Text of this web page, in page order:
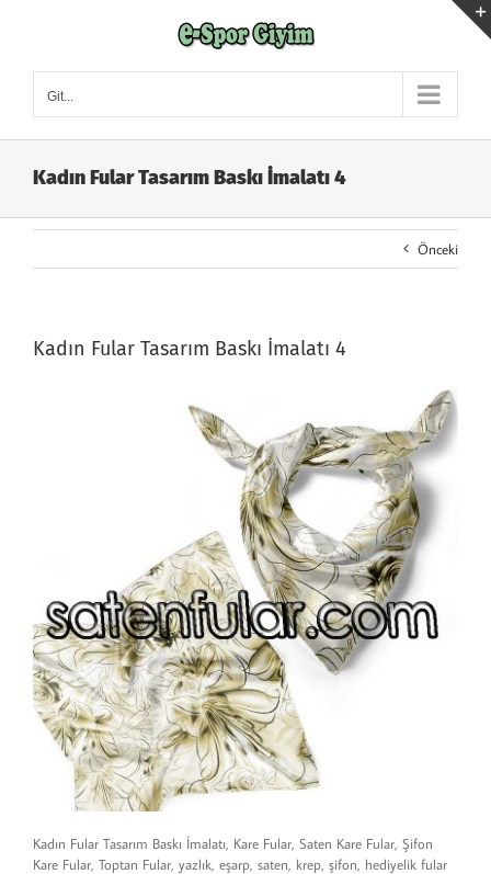
Git...
Kadın Fular Tasarım Baskı İmalatı 4
Önceki
Kadın Fular Tasarım Baskı İmalatı 4
Kadın Fular Tasarım Baskı İmalatı, Kare Fular, Saten Kare Fular, Şifon
Kare Fular, Toptan Fular, yazlık, eşarp, saten, krep, şifon, hediyelik fular